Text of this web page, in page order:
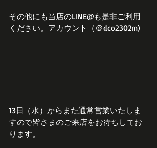
その他にも当店のLINE@も是非ご利用
ください。アカウント（＠dco2302m)
13日（水）からまた通常営業いたしま
すので皆さまのご来店をお待ちしてお
ります。